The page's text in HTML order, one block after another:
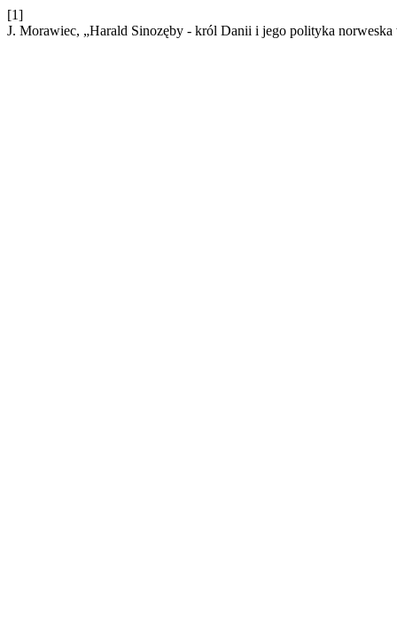
[1]
J. Morawiec, „Harald Sinozęby - król Danii i jego polityka